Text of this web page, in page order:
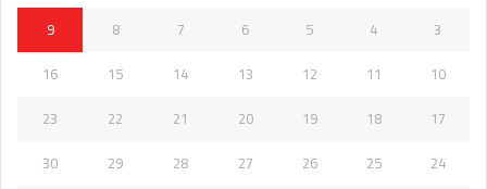
3
4
5
6
7
8
9
10
11
12
13
14
15
16
17
18
19
20
21
22
23
24
25
26
27
28
29
30